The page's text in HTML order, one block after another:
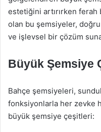
estetiğini artırırken ferah
olan bu şemsiyeler,
ve işlevsel bir çözüm
Büyük Şemsiye
Bahçe şemsiyeleri,
fonksiyonlarla her zevke
büyük şemsiye çeşitleri: